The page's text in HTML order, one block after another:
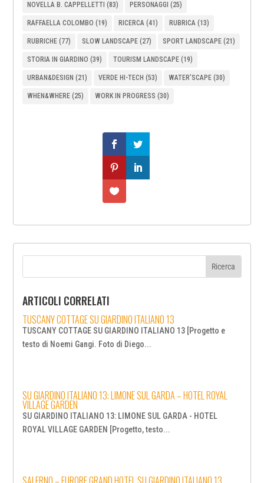
NOVELLA B. CAPPELLETTI (83) PERSONAGGI (25)
RAFFAELLA COLOMBO (19) RICERCA (41) RUBRICA (13)
RUBRICHE (77) SLOW LANDSCAPE (27) SPORT LANDSCAPE (21)
STORIA IN GIARDINO (39) TOURISM LANDSCAPE (19)
URBAN&DESIGN (21) VERDE HI-TECH (53) WATER’SCAPE (30)
WHEN&WHERE (25) WORK IN PROGRESS (30)
ARTICOLI CORRELATI
TUSCANY COTTAGE SU GIARDINO ITALIANO 13
TUSCANY COTTAGE SU GIARDINO ITALIANO 13 [Progetto e
testo di Noemi Gangi. Foto di Diego...
SU GIARDINO ITALIANO 13: LIMONE SUL GARDA – HOTEL ROYAL
VILLAGE GARDEN
SU GIARDINO ITALIANO 13: LIMONE SUL GARDA - HOTEL
ROYAL VILLAGE GARDEN [Progetto, testo...